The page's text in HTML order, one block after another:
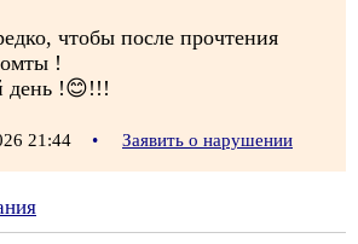
чтобы после прочтения
!
день !😊!!!
21:44 • Заявить о нарушении